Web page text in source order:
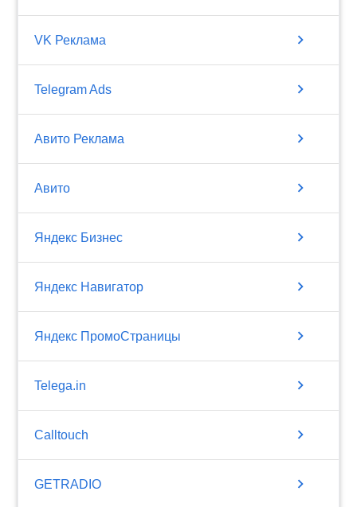
VK Реклама chevron_right
Telegram Ads chevron_right
Авито Реклама chevron_right
Авито chevron_right
Яндекс Бизнес chevron_right
Яндекс Навигатор chevron_right
Яндекс ПромоСтраницы chevron_right
Telega.in chevron_right
Calltouch chevron_right
GETRADIO chevron_right